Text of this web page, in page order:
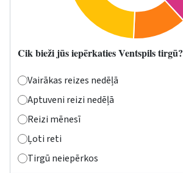
Cik bieži jūs iepērkaties Ventspils tirgū?
Vairākas reizes nedēļā
Aptuveni reizi nedēļā
Reizi mēnesī
Ļoti reti
Tirgū neiepērkos